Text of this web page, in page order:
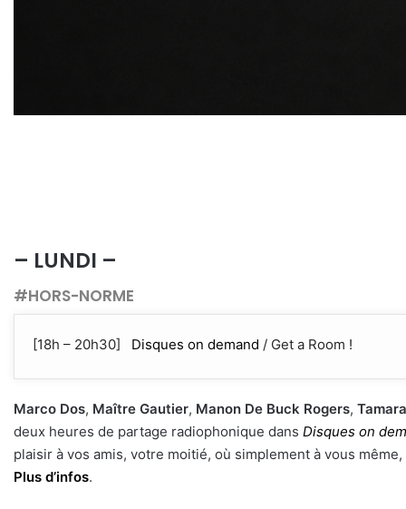
– LUNDI –
#HORS-NORME
[18h – 20h30] Disques on demand / Get a Room !
Marco Dos, Maître Gautier, Manon De Buck Rogers,
deux heures de partage radiophonique dans Disques on
plaisir à vos amis, votre moitié, où simplement à vous
Plus d’infos.